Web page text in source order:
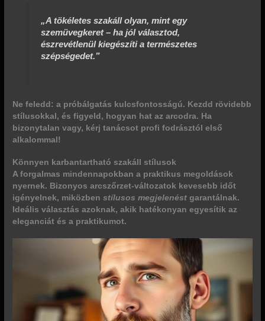
„A tökéletes szakáll olyan, mint egy
szemüvegkeret – ha jól választod,
észrevétlenül kiegészíti a természetes
szépségedet.”
Ne feledd: a próbálgatás kulcsfontosságú. Kezdd rövidebb
stílusokkal, és figyeld, hogyan hat az arcodra. Ha
bizonytalan vagy, kérj tanácsot profi fodrásztól első
alkalommal!
Könnyen karbantartható szakáll stílusok
A forgalmas mindennapokban a praktikus megoldások
nyernek. Bizonyos arcszőrzet-változatok kevesebb időt
igényelnek, miközbenstílusos megjelenést garantálnak.
Ideális választás azoknak, akik hatékonyan egyesítik az
eleganciát és a praktikumot.